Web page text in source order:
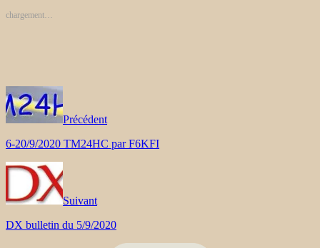
chargement…
Précédent
6-20/9/2020 TM24HC par F6KFI
Suivant
DX bulletin du 5/9/2020